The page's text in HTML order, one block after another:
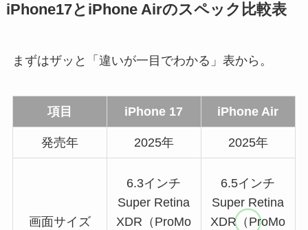
iPhone17とiPhone Airのスペック比較表
まずはザッと「違いが一目でわかる」表から。
項目 iPhone 17 iPhone Air
発売年 2025年 2025年
画面サイズ
6.3インチ
Super Retina
XDR（ProMo
6.5インチ
Super Retina
XDR（ProMo